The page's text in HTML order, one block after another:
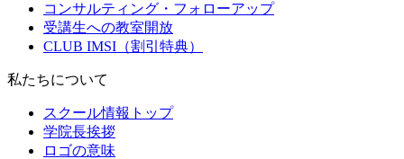
コンサルティング・フォローアップ
受講生への教室開放
CLUB IMSI（割引特典）
私たちについて
スクール情報トップ
学院長挨拶
ロゴの意味